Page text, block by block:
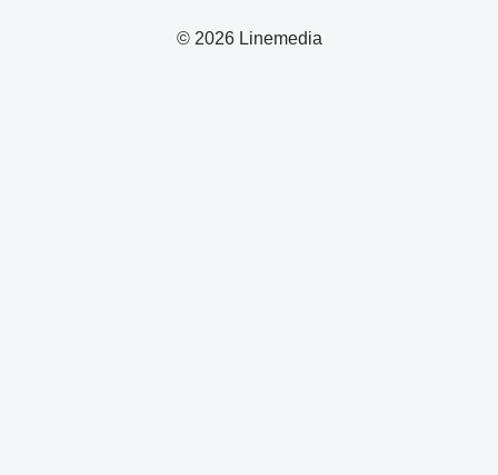
© 2026 Linemedia